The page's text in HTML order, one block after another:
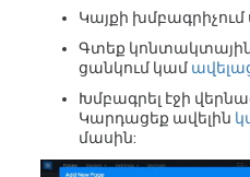
Կայքի խմբագրիչում
Գտեք կոնտակտային
ցանկում կամ
Խմբագրել էջի
Կարդացեք ավելին
մասին: